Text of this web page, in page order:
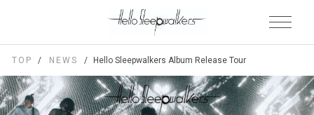
TOP NEWS Hello Sleepwalkers Album Release Tour「夢遊ノ果テヨ